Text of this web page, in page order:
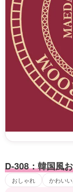
D-308：韓国風
おしゃれ かわい